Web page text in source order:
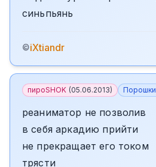
синьпьянь
©iXtiandr
пироSHOK (05.06.2013) Порошки
реаниматор не позволив
в себя аркадию прийти
не прекращает его током
трясти